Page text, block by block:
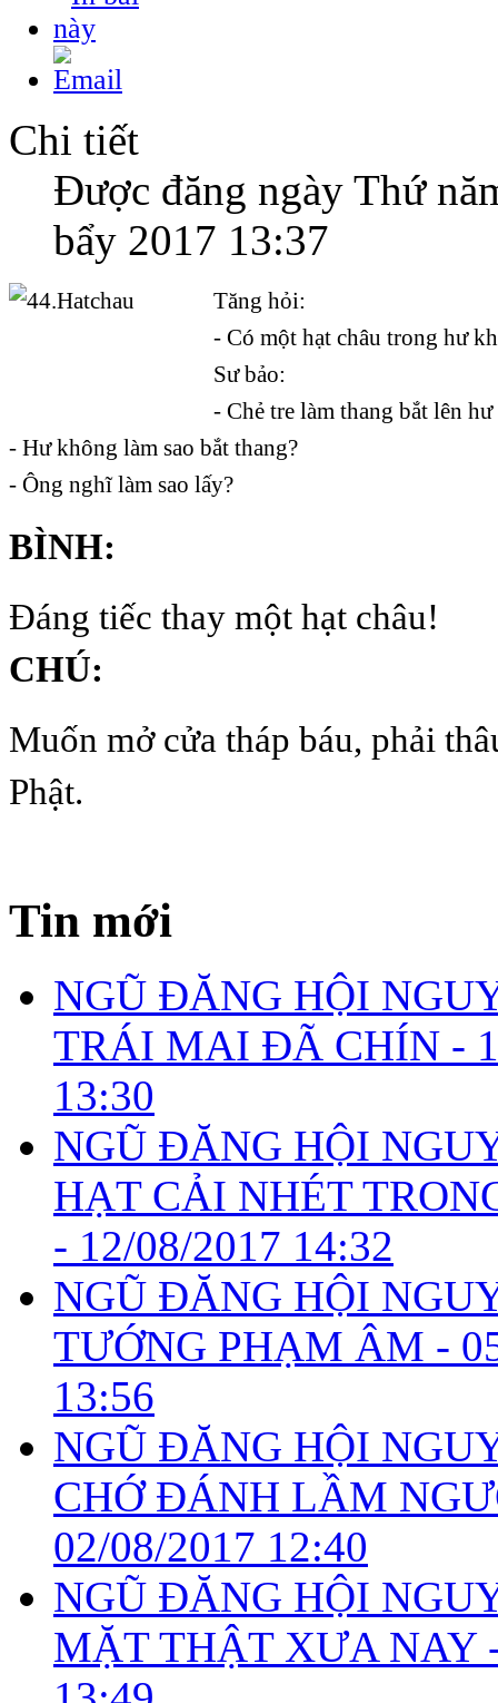
Chi tiết
Được đăng ngày Thứ
bẩy 2017 13:37
Tăng hỏi:
- Có một hạt châu trong hư
Sư bảo:
- Chẻ tre làm thang bắt lên
- Hư không làm sao bắt thang?
- Ông nghĩ làm sao lấy?
BÌNH:
Đáng tiếc thay một hạt châu!
CHÚ:
Muốn mở cửa tháp báu, phải
Phật.
Tin mới
NGŨ ĐĂNG HỘI
TRÁI MAI ĐÃ CHÍN -
13:30
NGŨ ĐĂNG HỘI
HẠT CẢI NHÉT
- 12/08/2017 14:32
NGŨ ĐĂNG HỘI
TƯỚNG PHẠM ÂM -
13:56
NGŨ ĐĂNG HỘI
CHỚ ĐÁNH LẦM
02/08/2017 12:40
NGŨ ĐĂNG HỘI
MẶT THẬT XƯA NAY